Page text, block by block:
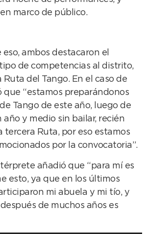
marco de público.
eso, ambos destacaron el
de competencias al distrito,
Ruta del Tango. En el caso de
que “estamos preparándonos
Tango de este año, luego de
año y medio sin bailar, recién
tercera Ruta, por eso estamos
por la convocatoria”.
añadió que “para mí es
esto, ya que en los últimos
mi abuela y mi tío, y
de muchos años es